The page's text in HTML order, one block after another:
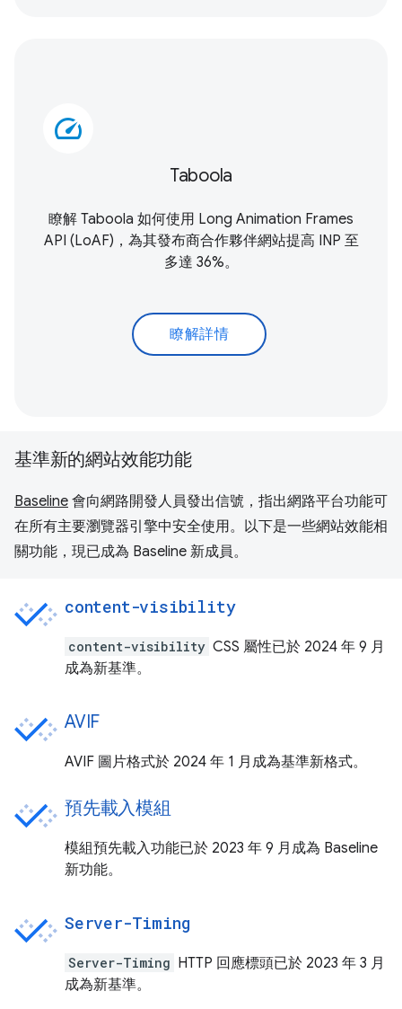
speed
Taboola
瞭解 Taboola 如何使用 Long Animation Frames
API (LoAF) ，為其發布商合作夥伴網站提高 INP 至
多達 36%。
瞭解詳情
基準新的網站效能功能
Baseline 會向網路開發人員發出信號，指出網路平台功能可
在所有主要瀏覽器引擎中安全使用。以下是一些網站效能相
關功能，現已成為 Baseline 新成員。
content-visibility
content-visibility CSS 屬性已於 2024 年 9 月
成為新基準。
AVIF
AVIF 圖片格式於 2024 年 1 月成為基準新格式。
預先載入模組
模組預先載入功能已於 2023 年 9 月成為 Baseline
新功能。
Server-Timing
Server-Timing HTTP 回應標頭已於 2023 年 3 月
成為新基準。